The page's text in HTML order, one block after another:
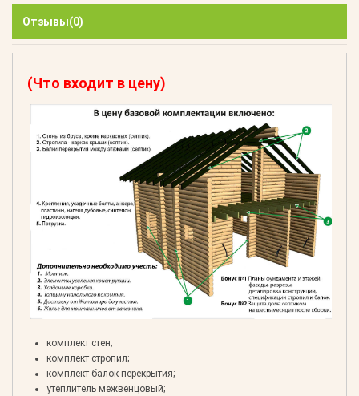
Отзывы(0)
(Что входит в цену)
комплект стен;
комплект стропил;
комплект балок перекрытия;
утеплитель межвенцовый;